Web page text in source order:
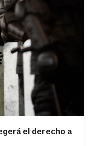
el derecho a